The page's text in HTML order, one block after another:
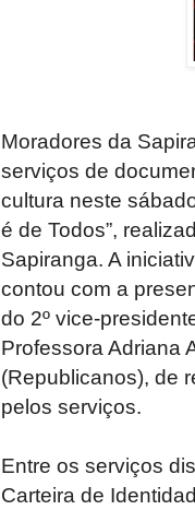
Moradores da
serviços de
cultura neste
é de Todos”,
Sapiranga. A
contou com a
do 2º vice-
Professora Adriana
(Republicanos), de
pelos serviços.
Entre os serviços
Carteira de